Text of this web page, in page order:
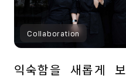
Collaboration
익숙함을 새롭게